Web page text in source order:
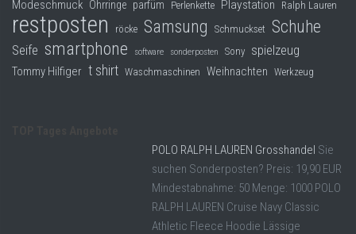
Modeschmuck Ohrringe parfüm Perlenkette Playstation Ralph Lauren
restposten röcke Samsung Schmuckset Schuhe
Seife smartphone software sonderposten Sony spielzeug
Tommy Hilfiger t shirt Waschmaschinen Weihnachten Werkzeug
POLO RALPH LAUREN Grosshandel Sie
suchen Sonderposten? Preis: 19,90 EUR
Mindestabnahme: 50 Menge: 1000 POLO
RALPH LAUREN Cruise Navy Classic
Athletic Fleece Hoodie Lässige